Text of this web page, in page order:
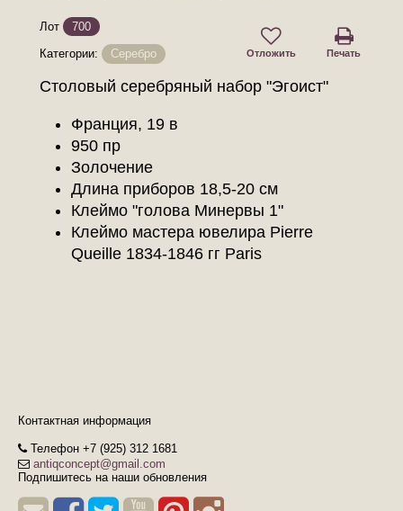
Печать
Отложить
Лот
700
Категории:
Серебро
Столовый серебряный набор "Эгоист"
Франция, 19 в
950 пр
Золочение
Длина приборов 18,5-20 см
Клеймо "голова Минервы 1"
Клеймо мастера ювелира Pierre
Queille 1834-1846 гг Paris
Контактная информация
Телефон +7 (925) 312 1681
antiqconcept@gmail.com
Подпишитесь на наши обновления